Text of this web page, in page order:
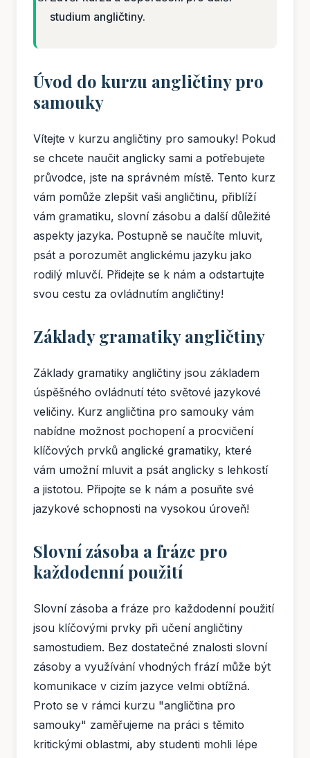
studium angličtiny.
Úvod do kurzu angličtiny pro
samouky
Vítejte v kurzu angličtiny pro samouky! Pokud
se chcete naučit anglicky sami a potřebujete
průvodce, jste na správném místě. Tento kurz
vám pomůže zlepšit vaši angličtinu, přiblíží
vám gramatiku, slovní zásobu a další důležité
aspekty jazyka. Postupně se naučíte mluvit,
psát a porozumět anglickému jazyku jako
rodilý mluvčí. Přidejte se k nám a odstartujte
svou cestu za ovládnutím angličtiny!
Základy gramatiky angličtiny
Základy gramatiky angličtiny jsou základem
úspěšného ovládnutí této světové jazykové
veličiny. Kurz angličtina pro samouky vám
nabídne možnost pochopení a procvičení
klíčových prvků anglické gramatiky, které
vám umožní mluvit a psát anglicky s lehkostí
a jistotou. Připojte se k nám a posuňte své
jazykové schopnosti na vysokou úroveň!
Slovní zásoba a fráze pro
každodenní použití
Slovní zásoba a fráze pro každodenní použití
jsou klíčovými prvky při učení angličtiny
samostudiem. Bez dostatečné znalosti slovní
zásoby a využívání vhodných frází může být
komunikace v cizím jazyce velmi obtížná.
Proto se v rámci kurzu "angličtina pro
samouky" zaměřujeme na práci s těmito
kritickými oblastmi, aby studenti mohli lépe